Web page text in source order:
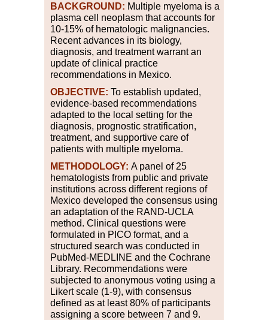
BACKGROUND: Multiple myeloma is a
plasma cell neoplasm that accounts for
10-15% of hematologic malignancies.
Recent advances in its biology,
diagnosis, and treatment warrant an
update of clinical practice
recommendations in Mexico.
OBJECTIVE: To establish updated,
evidence-based recommendations
adapted to the local setting for the
diagnosis, prognostic stratification,
treatment, and supportive care of
patients with multiple myeloma.
METHODOLOGY: A panel of 25
hematologists from public and private
institutions across different regions of
Mexico developed the consensus using
an adaptation of the RAND-UCLA
method. Clinical questions were
formulated in PICO format, and a
structured search was conducted in
PubMed-MEDLINE and the Cochrane
Library. Recommendations were
subjected to anonymous voting using a
Likert scale (1-9), with consensus
defined as at least 80% of participants
assigning a score between 7 and 9.